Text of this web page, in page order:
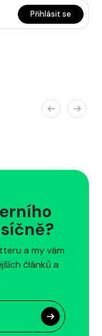
Přihlásit se
a my vám
článků a